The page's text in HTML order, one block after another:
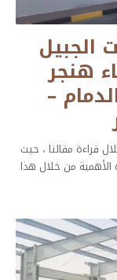
الجبيل
بناء هنجر
–
قراءة مقالنا ، حيث
من خلال هذا